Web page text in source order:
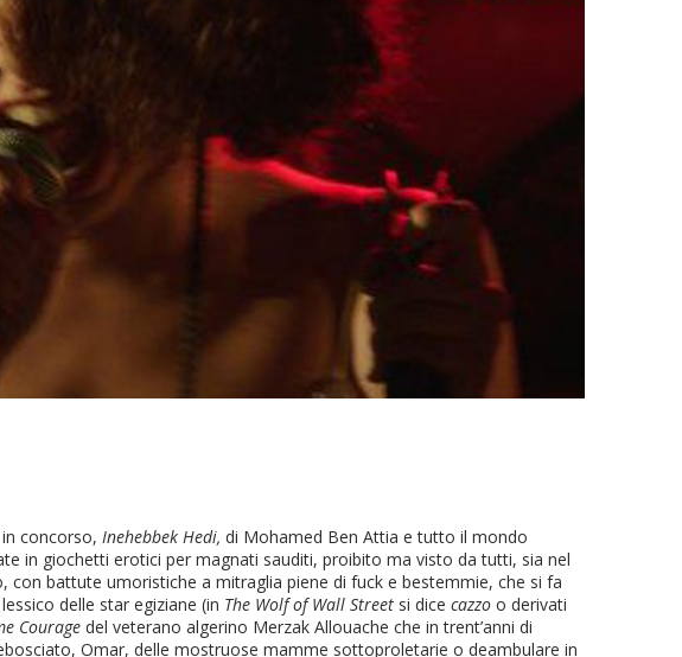
concorso, Inehebbek Hedi, di Mohamed Ben Attia e tutto il mondo
in giochetti erotici per magnati sauditi, proibito ma visto da tutti, sia nel
battute umoristiche a mitraglia piene di fuck e bestemmie, che si fa
delle star egiziane (in The Wolf of Wall Street si dice cazzo o derivati
Courage del veterano algerino Merzak Allouache che in trent’anni di
Omar, delle mostruose mamme sottoproletarie o deambulare in